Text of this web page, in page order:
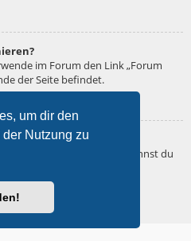
um dir den
Nutzung zu
im Forum den Link „Forum
der Seite befindet.
möchtest, so kannst du